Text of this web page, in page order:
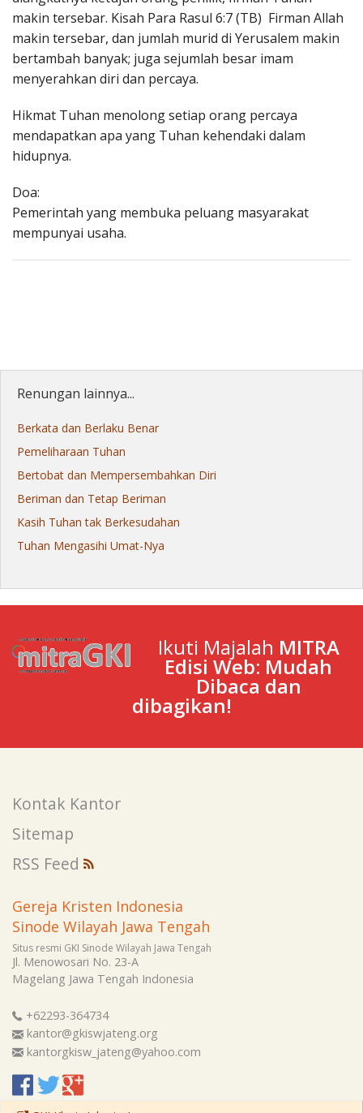
makin tersebar. Kisah Para Rasul 6:7 (TB) Firman Allah
makin tersebar, dan jumlah murid di Yerusalem makin
bertambah banyak; juga sejumlah besar imam
menyerahkan diri dan percaya.
Hikmat Tuhan menolong setiap orang percaya
mendapatkan apa yang Tuhan kehendaki dalam
hidupnya.
Doa:
Pemerintah yang membuka peluang masyarakat
mempunyai usaha.
Renungan lainnya...
Berkata dan Berlaku Benar
Pemeliharaan Tuhan
Bertobat dan Mempersembahkan Diri
Beriman dan Tetap Beriman
Kasih Tuhan tak Berkesudahan
Tuhan Mengasihi Umat-Nya
Ikuti Majalah MITRA
Edisi Web: Mudah
Dibaca dan
dibagikan!
Kontak Kantor
Sitemap
RSS Feed
Gereja Kristen Indonesia
Sinode Wilayah Jawa Tengah
Situs resmi GKI Sinode Wilayah Jawa Tengah
Jl. Menowosari No. 23-A
Magelang Jawa Tengah Indonesia
+62293-364734
kantor@gkiswjateng.org
kantorgkisw_jateng@yahoo.com